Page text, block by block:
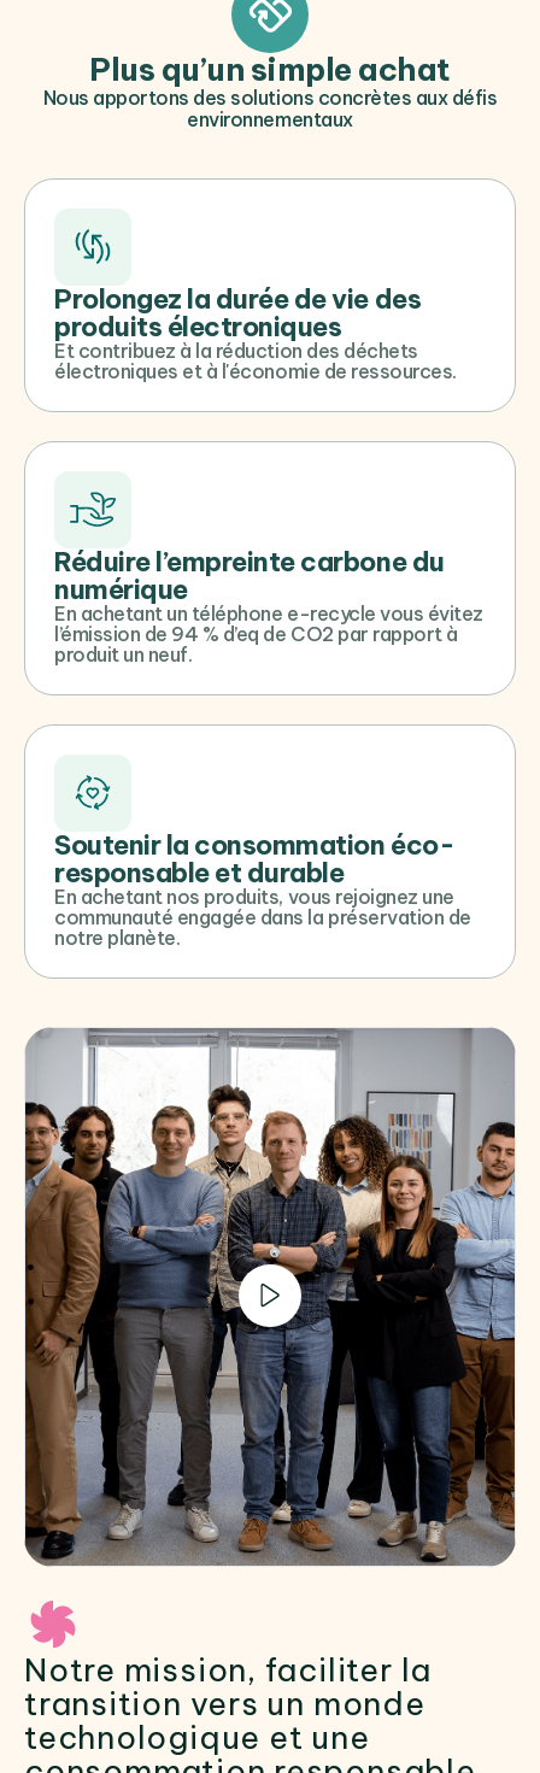
Plus qu’un simple achat
Nous apportons des solutions concrètes aux défis
environnementaux
Prolongez la durée de vie des
produits électroniques
Et contribuez à la réduction des déchets
électroniques et à l'économie de ressources.
Réduire l’empreinte carbone du
numérique
En achetant un téléphone e-recycle vous évitez
l’émission de 94 % d’eq de CO2 par rapport à
produit un neuf.
Soutenir la consommation éco-
responsable et durable
En achetant nos produits, vous rejoignez une
communauté engagée dans la préservation de
notre planète.
Notre mission, faciliter la
transition vers un monde
technologique et une